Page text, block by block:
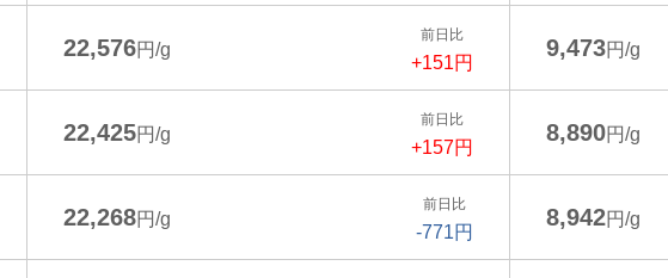
22,576円/g
前日比
+151円
9,473円/g
22,425円/g
前日比
+157円
8,890円/g
22,268円/g
前日比
-771円
8,942円/g